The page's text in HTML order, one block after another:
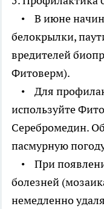
• В июне
белокрылки,
вредителей
Фитоверм).
• Для
используйте
Серебромедин.
пасмурную
• При
болезней
немедленно